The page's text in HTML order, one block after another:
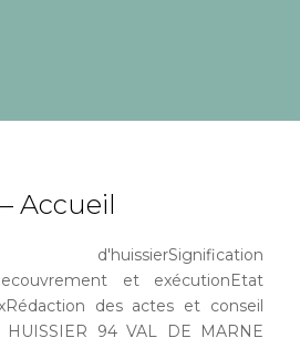
Accueil
d'huissierSignification
et exécutionEtat
des actes et conseil
HUISSIER 94 VAL DE MARNE